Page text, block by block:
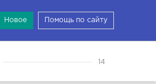
Новое Помощь по сайту
14